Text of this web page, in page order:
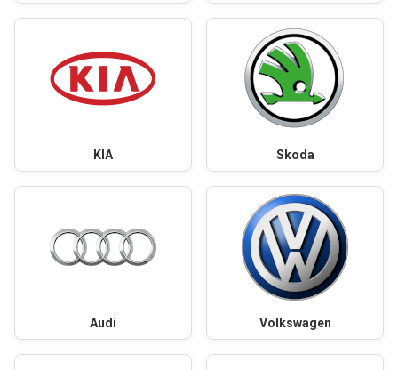
KIA Skoda
Audi Volkswagen